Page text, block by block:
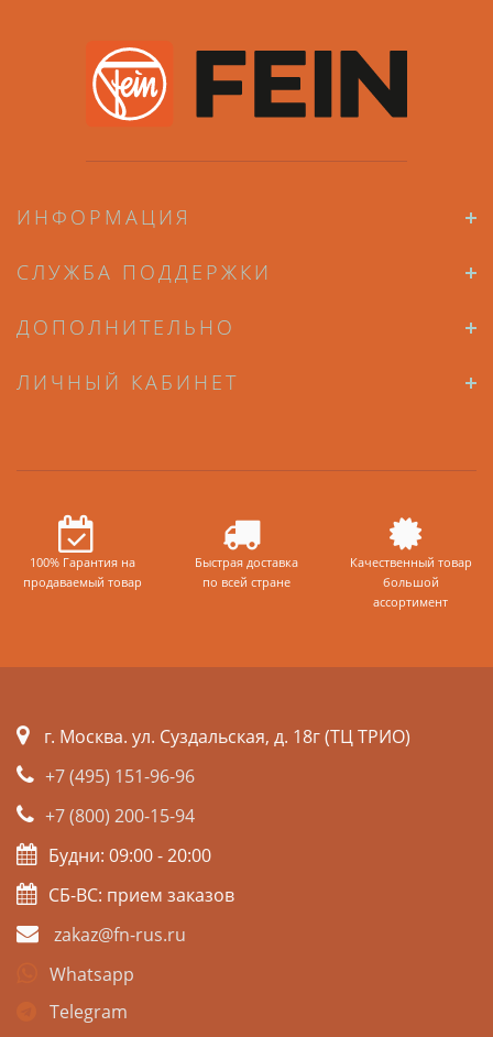
ИНФОРМАЦИЯ
СЛУЖБА ПОДДЕРЖКИ
ДОПОЛНИТЕЛЬНО
ЛИЧНЫЙ КАБИНЕТ
100% Гарантия на
продаваемый товар
Быстрая доставка
по всей стране
Качественный товар
большой
ассортимент
г. Москва. ул. Суздальская, д. 18г (ТЦ ТРИО)
+7 (495) 151-96-96
+7 (800) 200-15-94
Будни: 09:00 - 20:00
СБ-ВС: прием заказов
zakaz@fn-rus.ru
Whatsapp
Telegram